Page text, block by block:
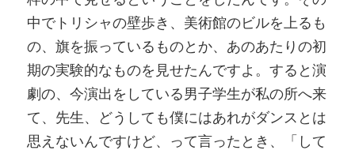
中でトリシャの壁歩き、美術館のビルを上るも
の、旗を振っているものとか、あのあたりの初
期の実験的なものを見せたんですよ。すると演
劇の、今演出をしている男子学生が私の所へ来
て、先生、どうしても僕にはあれがダンスとは
思えないんですけど、って言ったとき、「して